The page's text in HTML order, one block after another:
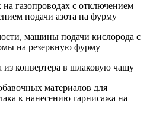
газопроводах с отключением
подачи азота на фурму
машины подачи кислорода с
на резервную фурму
из конвертера в шлаковую чашу
материалов для
к нанесению гарнисажа на